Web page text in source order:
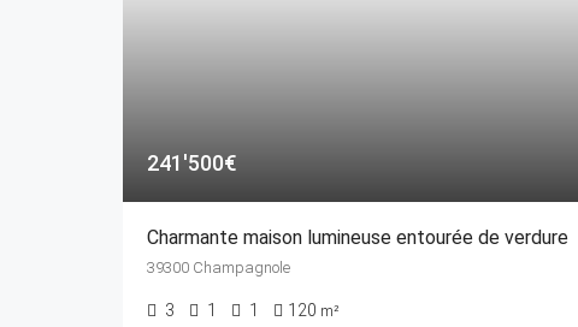
241'500€
Charmante maison lumineuse entourée de verdure
39300 Champagnole
3 1 1 120 m²